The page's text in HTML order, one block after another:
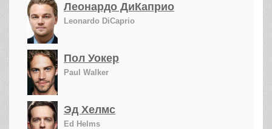
Леонардо ДиКаприо
Leonardo DiCaprio
Пол Уокер
Paul Walker
Эд Хелмс
Ed Helms